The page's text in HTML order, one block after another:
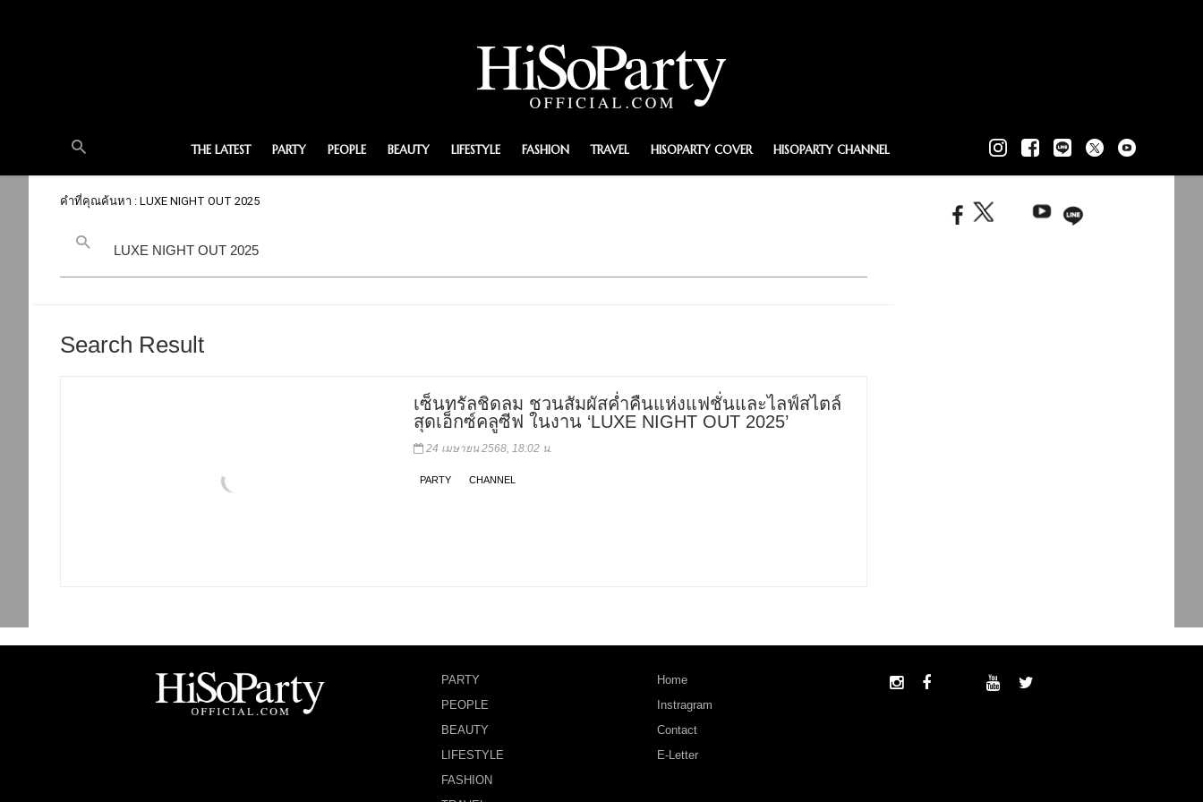
THE LATEST PARTY PEOPLE BEAUTY LIFESTYLE FASHION TRAVEL HISOPARTY COVER HISOPARTY CHANNEL
คำที่คุณค้นหา : LUXE NIGHT OUT 2025
Search Result
เซ็นทรัลชิดลม ชวนสัมผัสค่ำคืนแห่งแฟชั่นและไลฟ์สไตล์
สุดเอ็กซ์คลูซีฟ ในงาน ‘LUXE NIGHT OUT 2025’
24 เมษายน 2568, 18:02 น.
PARTY CHANNEL
PARTY
PEOPLE
BEAUTY
LIFESTYLE
FASHION
Home
Instragram
Contact
E-Letter